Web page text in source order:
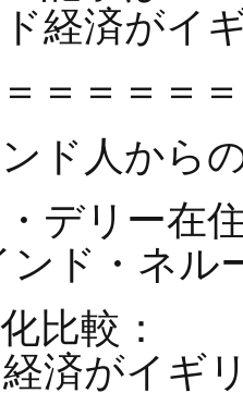
ド経済がイ
＝＝＝＝
ド人から
・デリー
ド・ネル
比較：
済がイギ